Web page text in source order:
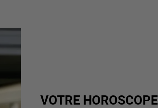
VOTRE HOROSCOPE